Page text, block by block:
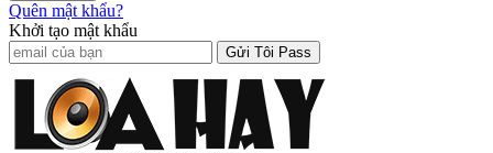
Quên mật khẩu?
Khởi tạo mật khẩu